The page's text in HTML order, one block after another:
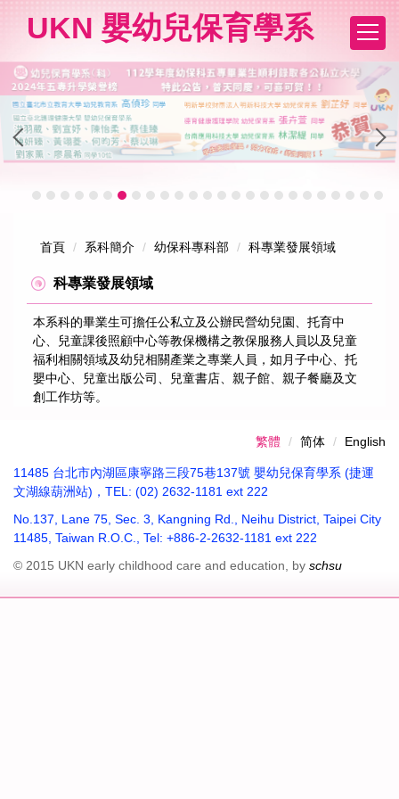
要
內
容
區
UKN 嬰幼兒保育學系
首頁 系科簡介 幼保科專科部 科專業發展領域
科專業發展領域
本系科的畢業生可擔任公私立及公辦民營幼兒園、托育中
心、兒童課後照顧中心等教保機構之教保服務人員以及兒童
福利相關領域及幼兒相關產業之專業人員，如月子中心、托
嬰中心、兒童出版公司、兒童書店、親子館、親子餐廳及文
創工作坊等。
繁體 简体 English
11485 台北市內湖區康寧路三段75巷137號 嬰幼兒保育學系 (捷運
文湖線葫洲站)，TEL: (02) 2632-1181 ext 222
No.137, Lane 75, Sec. 3, Kangning Rd., Neihu District, Taipei City
11485, Taiwan R.O.C., Tel: +886-2-2632-1181 ext 222
© 2015 UKN early childhood care and education, by schsu